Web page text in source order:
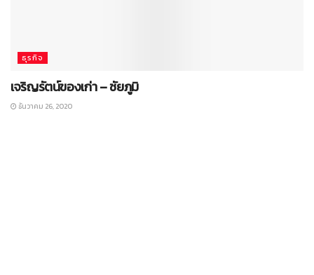
ธุรกิจ
เจริญรัตน์ของเก่า – ชัยภูมิ
ธันวาคม 26, 2020